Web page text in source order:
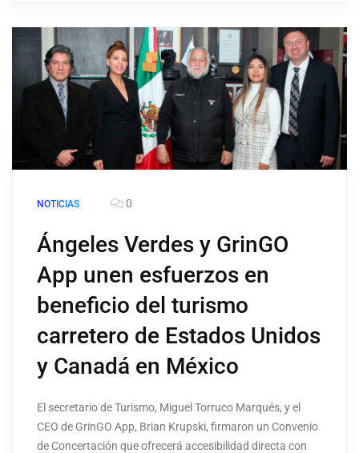
NOTICIAS 0
Ángeles Verdes y GrinGO
App unen esfuerzos en
beneficio del turismo
carretero de Estados Unidos
y Canadá en México
El secretario de Turismo, Miguel Torruco Marqués, y el
CEO de GrinGO App, Brian Krupski, firmaron un Convenio
de Concertación que ofrecerá accesibilidad directa con